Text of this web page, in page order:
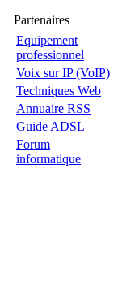
Partenaires
Equipement
professionnel
Voix sur IP (VoIP)
Techniques Web
Annuaire RSS
Guide ADSL
Forum
informatique